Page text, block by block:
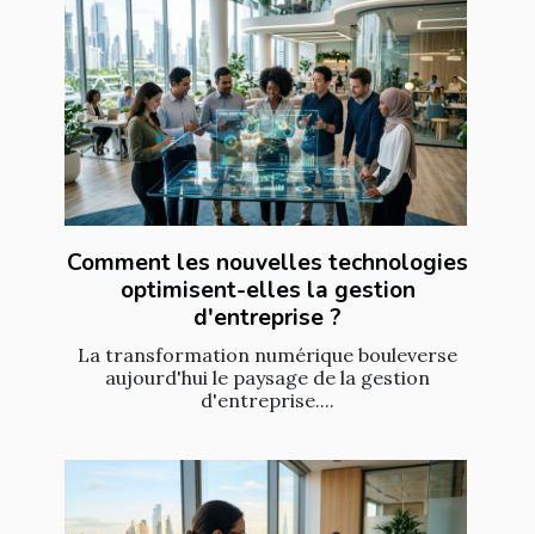
Comment les nouvelles technologies
optimisent-elles la gestion
d'entreprise ?
La transformation numérique bouleverse
aujourd'hui le paysage de la gestion
d'entreprise....